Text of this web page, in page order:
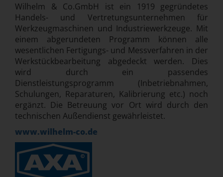
Wilhelm & Co.GmbH ist ein 1919 gegründetes
Handels- und Vertretungsunternehmen für
Werkzeugmaschinen und Industriewerkzeuge. Mit
einem abgerundeten Programm können alle
wesentlichen Fertigungs- und Messverfahren in der
Werkstückbearbeitung abgedeckt werden. Dies
wird durch ein passendes
Dienstleistungsprogramm (Inbetriebnahmen,
Schulungen, Reparaturen, Kalibrierung etc.) noch
ergänzt. Die Betreuung vor Ort wird durch den
technischen Außendienst gewährleistet.
www.wilhelm-co.de